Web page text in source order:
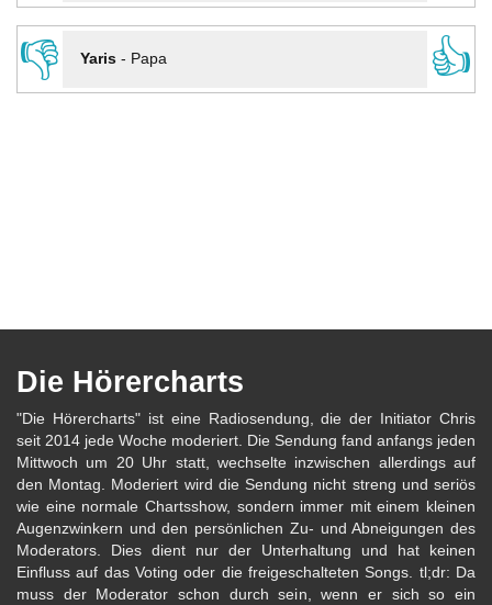
👎
Yaris- Papa 👍
Die Hörercharts
"Die Hörercharts" ist eine Radiosendung, die der Initiator Chris
seit 2014 jede Woche moderiert. Die Sendung fand anfangs jeden
Mittwoch um 20 Uhr statt, wechselte inzwischen allerdings auf
den Montag. Moderiert wird die Sendung nicht streng und seriös
wie eine normale Chartsshow, sondern immer mit einem kleinen
Augenzwinkern und den persönlichen Zu- und Abneigungen des
Moderators. Dies dient nur der Unterhaltung und hat keinen
Einfluss auf das Voting oder die freigeschalteten Songs. tl;dr: Da
muss der Moderator schon durch sein, wenn er sich so ein